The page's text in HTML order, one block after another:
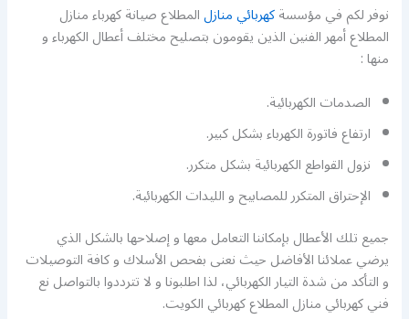
نوفر لكم في مؤسسةكهربائي منازلالمطلاع صيانة كهرباء منازل
المطلاع أمهر الفنين الذين يقومون بتصليح مختلف أعطال الكهرباء و
منها :
الصدمات الكهربائية.
ارتفاع فاتورة الكهرباء بشكل كبير.
نزول القواطع الكهربائية بشكل متكرر.
الإحتراق المتكرر للمصابيح و الليدات الكهربائية.
جميع تلك الأعطال بإمكاننا التعامل معها و إصلاحها بالشكل الذي
يرضي عملائنا الأفاضل حيث نعنى بفحص الأسلاك و كافة التوصيلات
و التأكد من شدة التيار الكهربائي، لذا اطلبونا و لا تترددوا بالتواصل نع
فني كهربائي منازل المطلاع كهربائي الكويت.